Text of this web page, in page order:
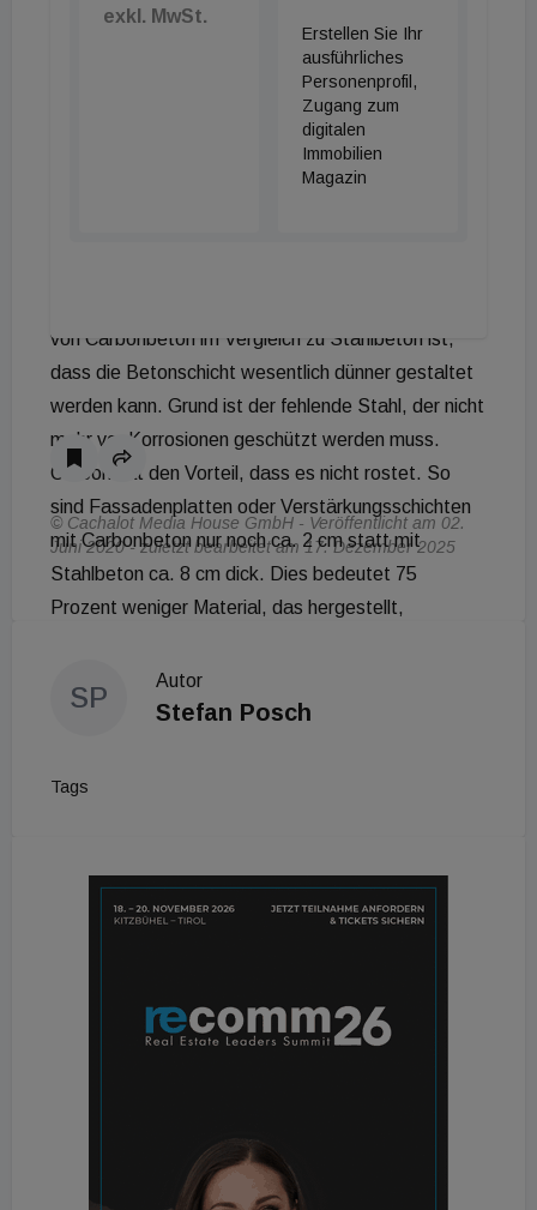
Manfred Senff, Verkaufsleiter purelivin. Aktuell sind
Wohnbauprojekte mit insgesamt über 350
Wohneinheiten in Planung und Umsetzung.
##Carbonbeton Doch auch im Massivbau werden
neue Ideen für eine nachhaltigere Bauwirtschaft
von Carbonbeton im Vergleich zu Stahlbeton ist,
dass die Betonschicht wesentlich dünner gestaltet
werden kann. Grund ist der fehlende Stahl, der nicht
mehr vor Korrosionen geschützt werden muss.
Carbon hat den Vorteil, dass es nicht rostet. So
sind Fassadenplatten oder Verstärkungsschichten
mit Carbonbeton nur noch ca. 2 cm statt mit
Stahlbeton ca. 8 cm dick. Dies bedeutet 75
Prozent weniger Material, das hergestellt,
muss und weniger Material bedeutet auch einen
geringeren CO²-Austoß.
exkl. MwSt.
Erstellen Sie Ihr
ausführliches
Personenprofil,
Zugang zum
digitalen
Immobilien
Magazin
© Cachalot Media House GmbH - Veröffentlicht am 02.
Juni 2020 - zuletzt bearbeitet am 17. Dezember 2025
SP
Autor
Stefan Posch
Tags